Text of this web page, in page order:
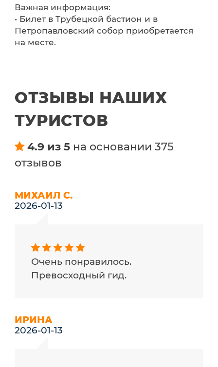
Важная информация:
• Билет в Трубецкой бастион и в
Петропавловский собор приобретается
на месте.
ОТЗЫВЫ НАШИХ
ТУРИСТОВ
4.9 из 5 на основании 375
отзывов
МИХАИЛ С.
2026-01-13
Очень понравилось.
Превосходный гид.
ИРИНА
2026-01-13